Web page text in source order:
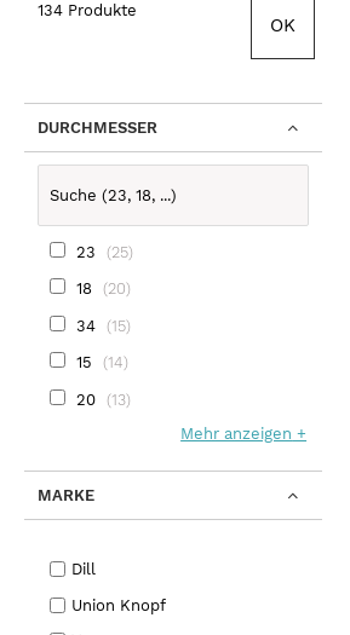
134 Produkte
OK
DURCHMESSER
23 25
18 20
34 15
15 14
20
13
Mehr anzeigen
MARKE
Dill
Union Knopf